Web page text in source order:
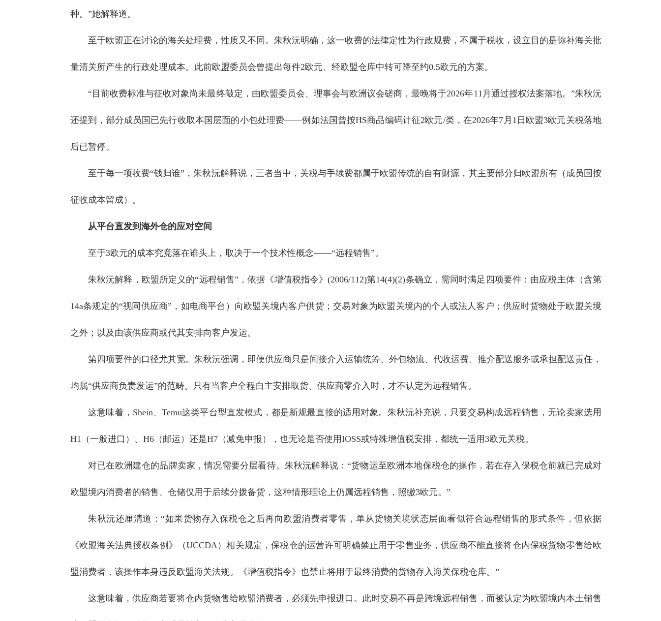
种。”她解释道。
至于欧盟正在讨论的海关处理费，性质又不同。朱秋沅明确，这一收费的法律定性为行政规费，不属于税收，设立目的是弥补海关批
量清关所产生的行政处理成本。此前欧盟委员会曾提出每件2欧元、经欧盟仓库中转可降至约0.5欧元的方案。
“目前收费标准与征收对象尚未最终敲定，由欧盟委员会、理事会与欧洲议会磋商，最晚将于2026年11月通过授权法案落地。”朱秋沅
还提到，部分成员国已先行收取本国层面的小包处理费——例如法国曾按HS商品编码计征2欧元/类，在2026年7月1日欧盟3欧元关税落地
后已暂停。
至于每一项收费“钱归谁”，朱秋沅解释说，三者当中，关税与手续费都属于欧盟传统的自有财源，其主要部分归欧盟所有（成员国按
征收成本留成）。
从平台直发到海外仓的应对空间
至于3欧元的成本究竟落在谁头上，取决于一个技术性概念——“远程销售”。
朱秋沅解释，欧盟所定义的“远程销售”，依据《增值税指令》(2006/112)第14(4)(2)条确立，需同时满足四项要件：由应税主体（含第
14a条规定的“视同供应商”，如电商平台）向欧盟关境内客户供货；交易对象为欧盟关境内的个人或法人客户；供应时货物处于欧盟关境
之外；以及由该供应商或代其安排向客户发运。
第四项要件的口径尤其宽。朱秋沅强调，即便供应商只是间接介入运输统筹、外包物流、代收运费、推介配送服务或承担配送责任，
均属“供应商负责发运”的范畴。只有当客户全程自主安排取货、供应商零介入时，才不认定为远程销售。
这意味着，Shein、Temu这类平台型直发模式，都是新规最直接的适用对象。朱秋沅补充说，只要交易构成远程销售，无论卖家选用
H1（一般进口）、H6（邮运）还是H7（减免申报），也无论是否使用IOSS或特殊增值税安排，都统一适用3欧元关税。
对已在欧洲建仓的品牌卖家，情况需要分层看待。朱秋沅解释说：“货物运至欧洲本地保税仓的操作，若在存入保税仓前就已完成对
欧盟境内消费者的销售、仓储仅用于后续分拨备货，这种情形理论上仍属远程销售，照缴3欧元。”
朱秋沅还厘清道：“如果货物存入保税仓之后再向欧盟消费者零售，单从货物关境状态层面看似符合远程销售的形式条件，但依据
《欧盟海关法典授权条例》（UCCDA）相关规定，保税仓的运营许可明确禁止用于零售业务，供应商不能直接将仓内保税货物零售给欧
盟消费者，该操作本身违反欧盟海关法规。《增值税指令》也禁止将用于最终消费的货物存入海关保税仓库。”
这意味着，供应商若要将仓内货物售给欧盟消费者，必须先申报进口。此时交易不再是跨境远程销售，而被认定为欧盟境内本土销售